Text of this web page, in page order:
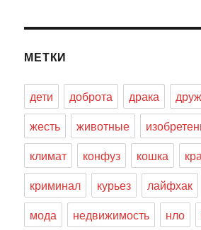
МЕТКИ
дети доброта драка
жесть
животные
климат
конфуз кошка
криминал
курьез лайфхак
мода
недвижимость нло